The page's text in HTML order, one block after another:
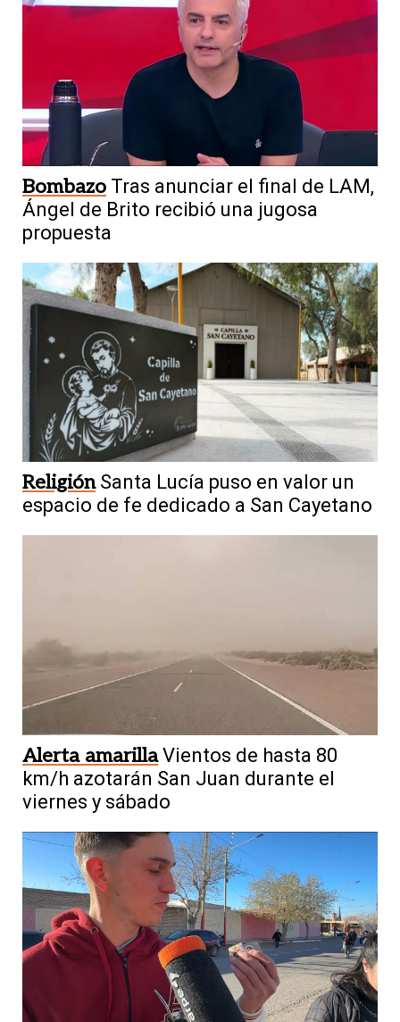
Bombazo Tras anunciar el final de LAM,
Ángel de Brito recibió una jugosa
propuesta
Religión Santa Lucía puso en valor un
espacio de fe dedicado a San Cayetano
Alerta amarilla Vientos de hasta 80
km/h azotarán San Juan durante el
viernes y sábado